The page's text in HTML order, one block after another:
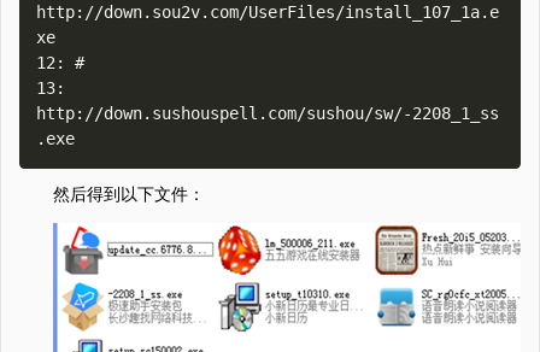
http://down.sou2v.com/UserFiles/install_107_1a.e
xe
12: #
13:
http://down.sushouspell.com/sushou/sw/-2208_1_ss
然后得到以下文件：